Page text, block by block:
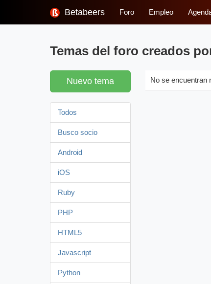
Betabeers Foro Empleo
Temas del foro creados
Nuevo tema
Todos
Busco socio
Android
iOS
Ruby
PHP
HTML5
Javascript
Python
No se encuentran